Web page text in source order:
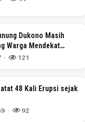
Dukono Masih
Warga Mendekat
· 121
48 Kali Erupsi sejak
· 92